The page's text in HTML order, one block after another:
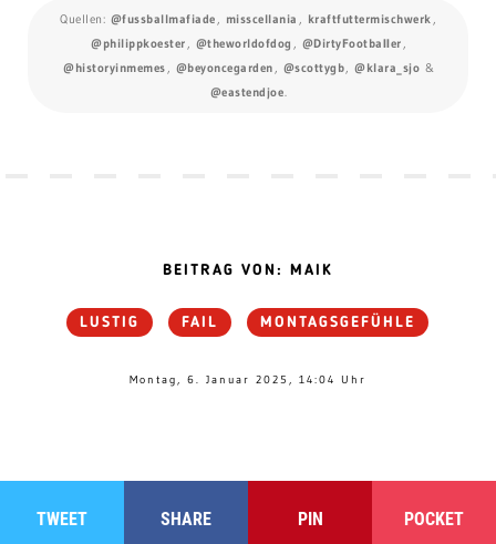
Quellen: @fussballmafiade , misscellania , kraftfuttermischwerk ,
@philippkoester , @theworldofdog , @DirtyFootbaIIer ,
@historyinmemes , @beyoncegarden , @scottygb, @klara_sjo &
@eastendjoe.
BEITRAG VON: MAIK
LUSTIG FAIL MONTAGSGEFÜHLE
Montag, 6. Januar 2025, 14:04 Uhr
TWEET SHARE PIN POCKET